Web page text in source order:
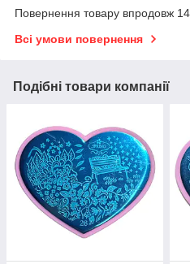
Повернення товару впродовж 14
Всі умови повернення
Подібні товари компанії